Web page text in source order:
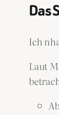
Das
Ich
Laut